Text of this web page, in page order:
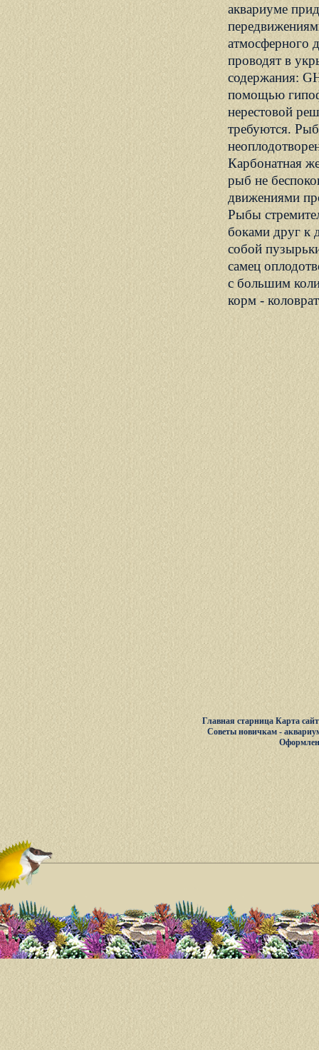
аквариуме
атмосферного
проводят в
содержания:
помощью
нерестовой
требуются.
Карбонатная
рыб не
движениями
Рыбы
боками друг к
собой
самец
с большим
корм -
Главная старница Карта
Советы новичкам -